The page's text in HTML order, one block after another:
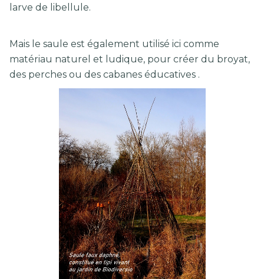
larve de libellule.
Mais le saule est également utilisé ici comme
matériau naturel et ludique, pour créer du broyat,
des perches ou des cabanes éducatives .